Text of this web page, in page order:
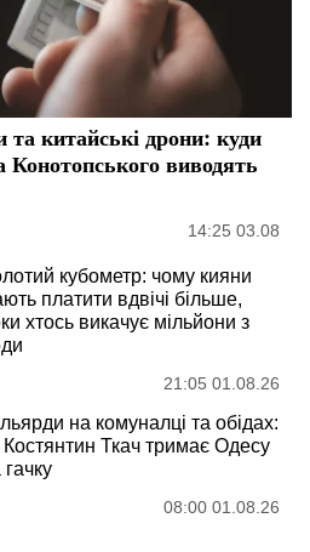
та китайські дрони: куди
Конотопського виводять
14:25 03.08
кубометр: чому кияни
платити вдвічі більше,
хтось викачує мільйони з
21:05 01.08.26
на комуналці та обідах:
Костянтин Ткач тримає Одесу
гачку
08:00 01.08.26